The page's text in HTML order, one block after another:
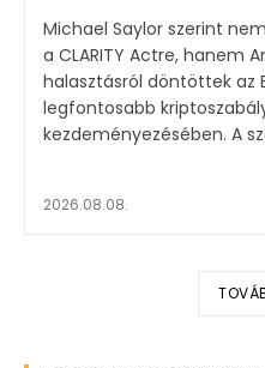
Michael Saylor szerint
a CLARITY Actre, hanem
halasztásról döntöttek az
legfontosabb
kezdeményezésében. A
2026.08.08.